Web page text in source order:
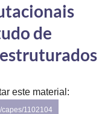
de
este material:
capes/1102104